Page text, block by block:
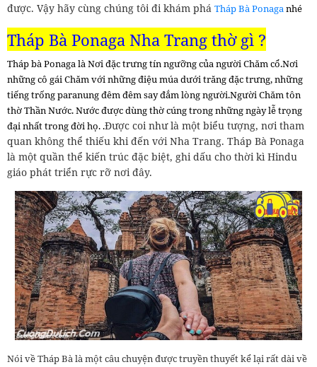
được. Vậy hãy cùng chúng tôi đi khám phá Tháp Bà Ponaganhé
Tháp Bà Ponaga Nha Trang thờ gì ?
Tháp bà Ponaga làNơi đặc trưng tín ngưỡng của người Chăm cổ.Nơi
những cô gái Chăm với những điệu múa dưới trăng đặc trưng, những
tiếng trống paranung đêm đêm say đắm lòng người.Người Chăm tôn
thờ Thần Nước. Nước được dùng thờ cúng trong những ngày lễ trọng
đại nhất trong đời họ. .Được coi như là một biểu tượng, nơi tham
quan không thể thiếu khi đến với Nha Trang. Tháp Bà Ponaga
là một quần thể kiến trúc đặc biệt, ghi dấu cho thời kì Hindu
giáo phát triển rực rỡ nơi đây.
Nói về Tháp Bà là một câu chuyện được truyền thuyết kể lại rất dài về